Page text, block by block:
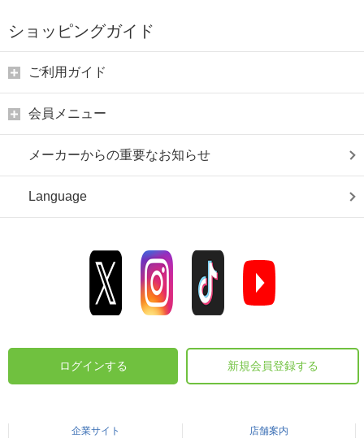
ショッピングガイド
ご利用ガイド
会員メニュー
メーカーからの重要なお知らせ
Language
ログインする 新規会員登録する
企業サイト 店舗案内